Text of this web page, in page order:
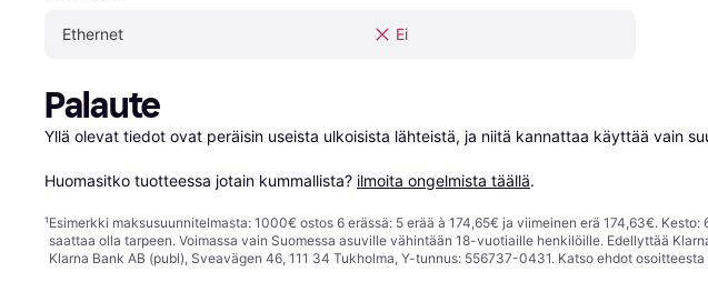
Ethernet Ei
Palaute
Yllä olevat tiedot ovat peräisin useista ulkoisista lähteistä, ja niitä kannattaa käyttää vain
Huomasitko tuotteessa jotain kummallista? ilmoita ongelmista täällä.
¹Esimerkki maksusuunnitelmasta: 1000€ ostos 6 erässä: 5 erää à 174,65€ ja viimeinen erä 174,63€.
saattaa olla tarpeen. Voimassa vain Suomessa asuville vähintään 18-vuotiaille henkilöille. Edellyttää
Klarna Bank AB (publ), Sveavägen 46, 111 34 Tukholma, Y-tunnus: 556737-0431. Katso ehdot osoitteesta